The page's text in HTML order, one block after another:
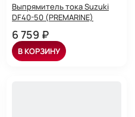
Выпрямитель тока Suzuki
DF40-50 (PREMARINE)
6 759 ₽
В КОРЗИНУ